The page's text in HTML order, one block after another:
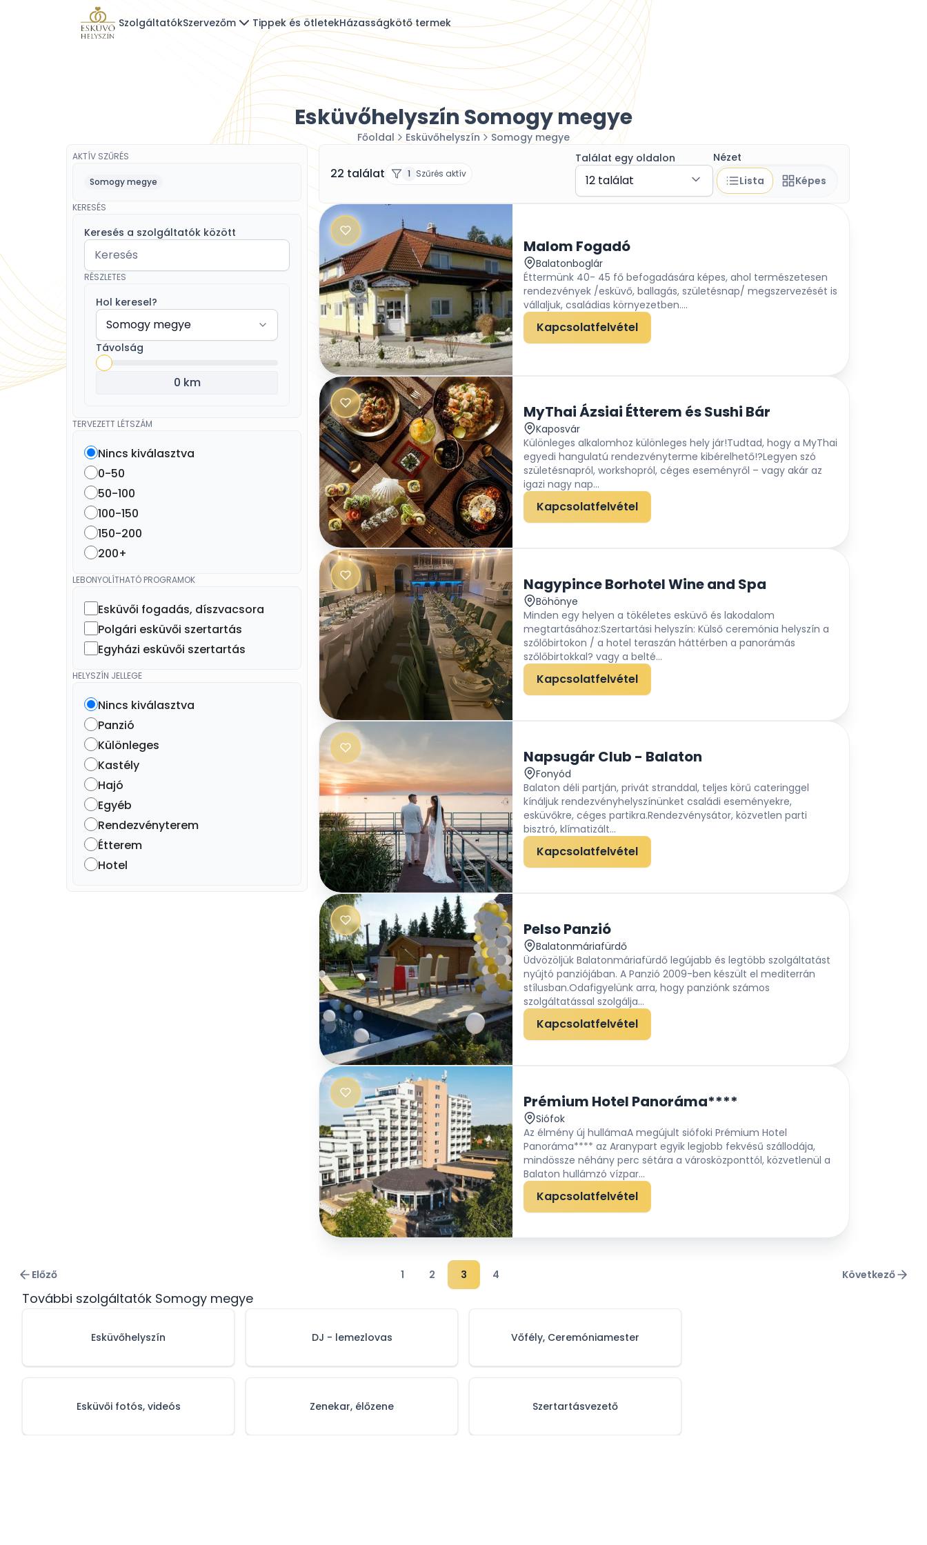
SzolgáltatókSzervezőm Tippek és ötletekHázasságkötő termek
Esküvőhelyszín Somogy megye
Főoldal Esküvőhelyszín Somogy megye
AKTÍV SZŰRÉS
Somogy megye
KERESÉS
Keresés a szolgáltatók között
RÉSZLETES
Hol keresel?
Távolság
0 km
TERVEZETT LÉTSZÁM
Nincs kiválasztva
0-50
50-100
100-150
150-200
200+
LEBONYOLÍTHATÓ PROGRAMOK
Esküvői fogadás, díszvacsora
Polgári esküvői szertartás
Egyházi esküvői szertartás
HELYSZÍN JELLEGE
Nincs kiválasztva
Panzió
Különleges
Kastély
Hajó
Egyéb
Rendezvényterem
Étterem
Hotel
22 találat 1 Szűrés aktív
Találat egy oldalon
12 találat
Nézet
Lista
Képes
Malom Fogadó
Balatonboglár
Éttermünk 40- 45 fő befogadására képes, ahol természetesen
rendezvények /esküvő, ballagás, születésnap/ megszervezését is
vállaljuk, családias környezetben....
Kapcsolatfelvétel
MyThai Ázsiai Étterem és Sushi Bár
Kaposvár
Különleges alkalomhoz különleges hely jár!Tudtad, hogy a MyThai
egyedi hangulatú rendezvényterme kibérelhető!?Legyen szó
születésnapról, workshopról, céges eseményről – vagy akár az
igazi nagy nap...
Kapcsolatfelvétel
Nagypince Borhotel Wine and Spa
Böhönye
Minden egy helyen a tökéletes esküvő és lakodalom
megtartásához:Szertartási helyszín: Külső ceremónia helyszín a
szőlőbirtokon / a hotel teraszán háttérben a panorámás
szőlőbirtokkal? vagy a belté...
Kapcsolatfelvétel
Napsugár Club - Balaton
Fonyód
Balaton déli partján, privát stranddal, teljes körű cateringgel
kínáljuk rendezvényhelyszínünket családi eseményekre,
esküvőkre, céges partikra.Rendezvénysátor, közvetlen parti
bisztró, klímatizált...
Kapcsolatfelvétel
Pelso Panzió
Balatonmáriafürdő
Üdvözöljük Balatonmáriafürdő legújabb és legtöbb szolgáltatást
nyújtó panziójában. A Panzió 2009-ben készült el mediterrán
stílusban.Odafigyelünk arra, hogy panziónk számos
szolgáltatással szolgálja...
Kapcsolatfelvétel
Prémium Hotel Panoráma****
Siófok
Az élmény új hullámaA megújult siófoki Prémium Hotel
Panoráma**** az Aranypart egyik legjobb fekvésű szállodája,
mindössze néhány perc sétára a városközponttól, közvetlenül a
Balaton hullámzó vízpar...
Kapcsolatfelvétel
Előző 1 2 3 4 Következő
További szolgáltatók Somogy megye
Esküvőhelyszín
Esküvői fotós, videós
DJ - lemezlovas
Zenekar, élőzene
Vőfély, Ceremóniamester
Szertartásvezető